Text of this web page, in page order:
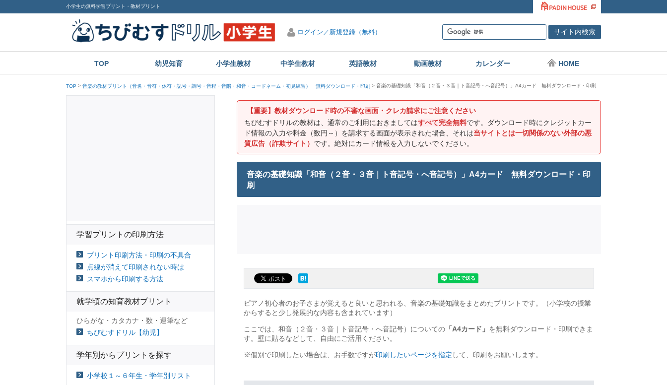
小学生の無料学習プリント・教材プリント
ログイン／新規登録（無料）
TOP 幼児知育 小学生教材 中学生教材 英語教材 動画教材 カレンダー HOME
TOP 音楽の教材プリント（音名・音符・休符・記号・調号・音程・音階・和音・コードネーム・初見練習） 無料ダウンロード・印刷 音楽の基礎知識「和音（２音・３音｜ト音記号・へ音記号）」A4カード 無料ダウンロード・印刷
【重要】教材ダウンロード時の不審な画面・クレカ請求にご注意ください
ちびむすドリルの教材は、通常のご利用におきましてはすべて完全無料です。ダウンロード時にクレジットカー
ド情報の入力や料金（数円～）を請求する画面が表示された場合、それは当サイトとは一切関係のない外部の悪
質広告（詐欺サイト） です。絶対にカード情報を入力しないでください。
音楽の基礎知識「和音（２音・３音｜ト音記号・へ音記号）」A4カード 無料ダウンロード・印
刷
ピアノ初心者のお子さまが覚えると良いと思われる、音楽の基礎知識をまとめたプリントです。（小学校の授業
からすると少し発展的な内容も含まれています）
ここでは、和音（２音・３音｜ト音記号・へ音記号）についての 「A4カード」 を無料ダウンロード・印刷できま
す。壁に貼るなどして、自由にご活用ください。
※個別で印刷したい場合は、お手数ですが印刷したいページを指定 して、印刷をお願いします。
学習プリントの印刷方法
プリント印刷方法・印刷の不具合
点線が消えて印刷されない時は
スマホから印刷する方法
就学頃の知育教材プリント
ひらがな・カタカナ・数・運筆など
ちびむすドリル【幼児】
学年別からプリントを探す
小学校１～６年生・学年別リスト